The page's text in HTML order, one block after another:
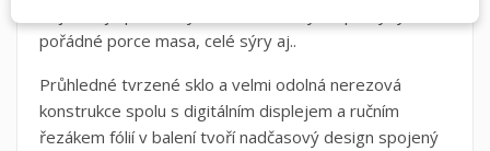
pořádné porce masa, celé sýry aj..
Průhledné tvrzené sklo a velmi odolná nerezová
konstrukce spolu s digitálním displejem a ručním
řezákem fólií v balení tvoří nadčasový design spojený